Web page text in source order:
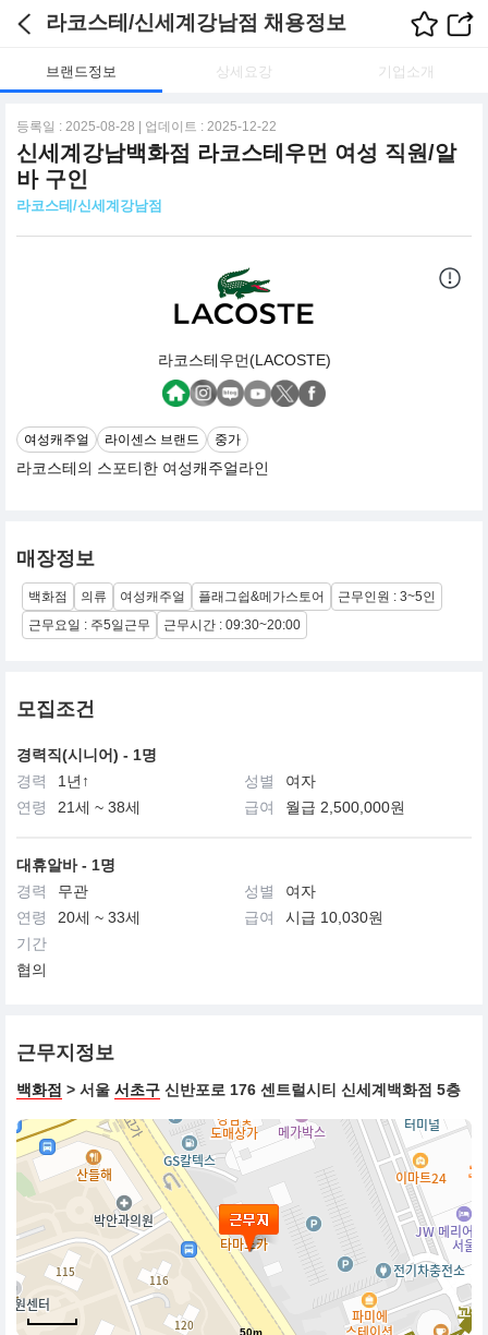
라코스테/신세계강남점 채용정보
브랜드정보 상세요강 기업소개
등록일 : 2025-08-28 | 업데이트 : 2025-12-22
신세계강남백화점 라코스테우먼 여성 직원/알
바 구인
라코스테/신세계강남점
라코스테우먼(LACOSTE)
여성캐주얼 라이센스 브랜드 중가
라코스테의 스포티한 여성캐주얼라인
매장정보
백화점 의류 여성캐주얼 플래그쉽&메가스토어
근무인원 : 3~5인
근무요일 : 주5일근무
근무시간 : 09:30~20:00
모집조건
경력직(시니어) - 1명
경력
1년↑ 성별
여자
연령
21세 ~ 38세 급여 월급 2,500,000원
대휴알바 - 1명
경력
무관 성별
여자
연령
20세 ~ 33세 급여
시급 10,030원
기간
협의
근무지정보
백화점 > 서울 서초구 신반포로 176 센트럴시티 신세계백화점 5층
50m